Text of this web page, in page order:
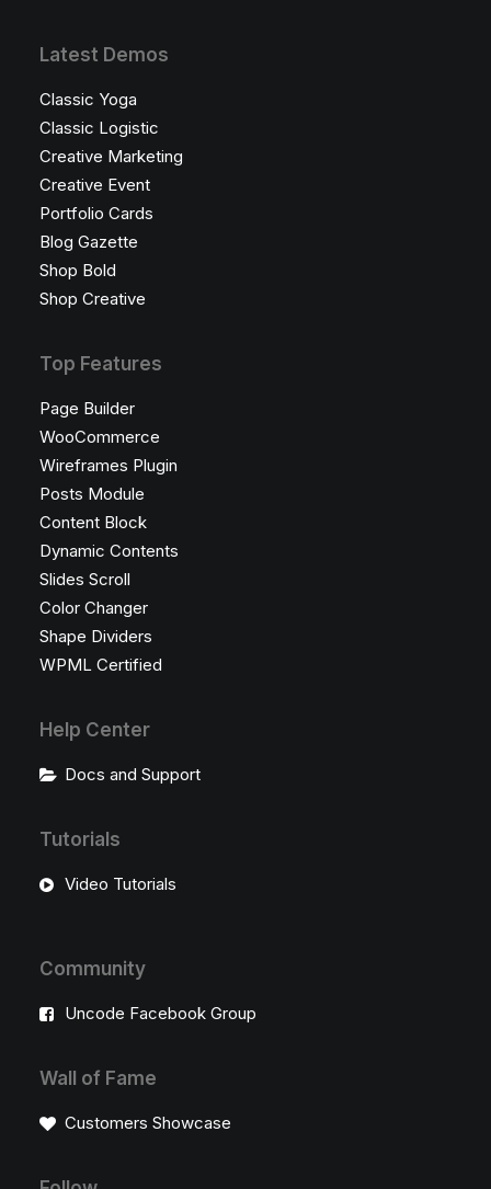
Latest Demos
Classic Yoga
Classic Logistic
Creative Marketing
Creative Event
Portfolio Cards
Blog Gazette
Shop Bold
Shop Creative
Top Features
Page Builder
WooCommerce
Wireframes Plugin
Posts Module
Content Block
Dynamic Contents
Slides Scroll
Color Changer
Shape Dividers
WPML Certified
Help Center
Docs and Support
Tutorials
Video Tutorials
Community
Uncode Facebook Group
Wall of Fame
Customers Showcase